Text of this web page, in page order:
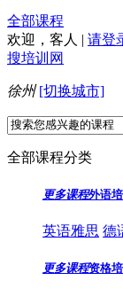
全部课程
欢迎， 客人 | 请登
搜培训网
徐州 [切换城市]
全部课程分类
更多课程外语
英语雅思 德
更多课程资格